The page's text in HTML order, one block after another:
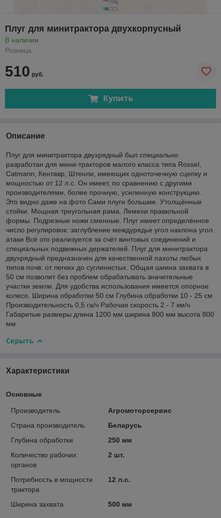
Плуг для минитрактора двухкорпусный
В наличии
Розница
510 руб.
Купить
Описание
Плуг для минитрактора двухрядный был специально
разработан для мини-тракторов малого класса типа Rossel,
Catmann, Кентавр, Штенли, имеющих одноточечную сцепку и
мощностью от 12 л.с. Он имеет, по сравнению с другими
производителями, более прочную, усиленную конструкцию.
Это видно даже на фото Сами плуги большие. Утолщённые
стойки. Мощная треугольная рама. Лемехи правильной
формы. Подрезные ножи сменные. Плуг имеет определённое
число регулировок: заглубление междурядье угол наклона угол
атаки Всё это реализуется за счёт винтовых соединений и
специальных подвижных держателей. Плуг для минитрактора
двухрядный предназначен для качественной пахоты любых
типов почв: от легких до суглинистых. Общая шиина захвата в
50 см позволит без проблем обрабатывать значительные
участки земли. Для удобства использования имеется опорное
колесо. Ширина обработки 50 см Глубина обработки 10 - 25 см
Производительность 0,5 га/ч Рабочая скорость 2 - 7 км/ч
Габаритые размеры длина 1200 мм ширина 800 мм высота 800
мм
Скрыть
Характеристики
Основные
Производитель
Агромоторсервис
Страна производитель
Беларусь
Глубина обработки
250 мм
Количество рабочих
органов
2 шт.
Потребность в мощности
трактора
12 л.с.
Ширина захвата 500 мм